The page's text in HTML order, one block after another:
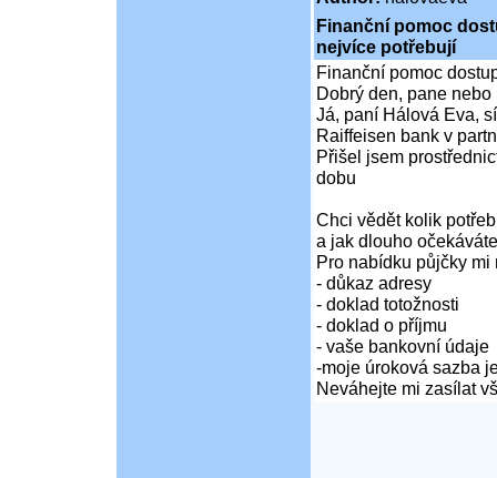
Finanční pomoc
nejvíce potřebují
Finanční pomoc
Dobrý den, pane nebo
Já, paní Hálová Eva,
Raiffeisen bank v
Přišel jsem
dobu
Chci vědět kolik
a jak dlouho
Pro nabídku půjčky mi
- důkaz adresy
- doklad totožnosti
- doklad o příjmu
- vaše bankovní údaje
-moje úroková sazba
Neváhejte mi zasílat